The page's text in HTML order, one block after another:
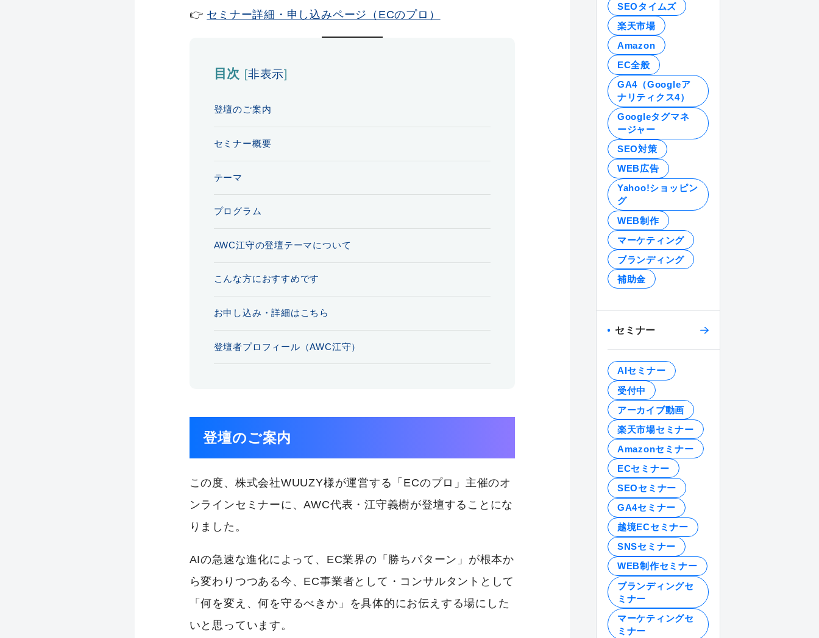
👉 セミナー詳細・申し込みページ（ECのプロ）
目次 [非表示]
登壇のご案内
セミナー概要
テーマ
プログラム
AWC江守の登壇テーマについて
こんな方におすすめです
お申し込み・詳細はこちら
登壇者プロフィール（AWC江守）
登壇のご案内
この度、株式会社WUUZY様が運営する「ECのプロ」主催のオ
ンラインセミナーに、AWC代表・江守義樹が登壇することにな
りました。
AIの急速な進化によって、EC業界の「勝ちパターン」が根本か
ら変わりつつある今、EC事業者として・コンサルタントとして
「何を変え、何を守るべきか」を具体的にお伝えする場にした
いと思っています。
SEOタイムズ
楽天市場
Amazon
EC全般
GA4（Googleア
ナリティクス4）
Googleタグマネ
ージャー
SEO対策
WEB広告
Yahoo!ショッピン
グ
WEB制作
マーケティング
ブランディング
補助金
セミナー
AIセミナー
受付中
アーカイブ動画
楽天市場セミナー
Amazonセミナー
ECセミナー
SEOセミナー
GA4セミナー
越境ECセミナー
SNSセミナー
WEB制作セミナー
ブランディングセ
ミナー
マーケティングセ
ミナー